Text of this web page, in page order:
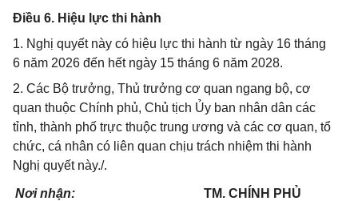
Điều 6. Hiệu lực thi hành
1. Nghị quyết này có hiệu lực thi hành từ ngày 16 tháng
6 năm 2026 đến hết ngày 15 tháng 6 năm 2028.
2. Các Bộ trưởng, Thủ trưởng cơ quan ngang bộ, cơ
quan thuộc Chính phủ, Chủ tịch Ủy ban nhân dân các
tỉnh, thành phố trực thuộc trung ương và các cơ quan, tổ
chức, cá nhân có liên quan chịu trách nhiệm thi hành
Nghị quyết này./.
Nơi nhận:
TM. CHÍNH PHỦ